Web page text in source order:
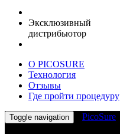
Эксклюзивный
дистрибьютор
О PICOSURE
Технология
Отзывы
Где пройти процедуру
Toggle navigation PicoSure